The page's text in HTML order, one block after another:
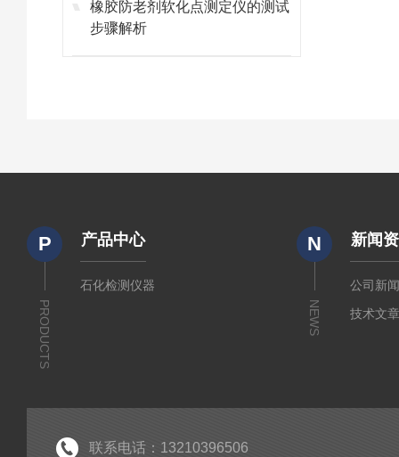
橡胶防老剂软化点测定仪的测试
步骤解析
P
PRODUCTS
产品中心
石化检测仪器
N
NEWS
新闻
公司新
技术文
联系电话：13210396506